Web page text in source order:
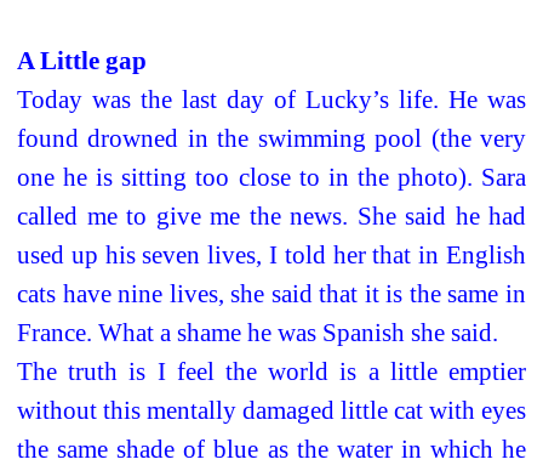
A Little gap
Today was the last day of Lucky’s life. He was
found drowned in the swimming pool (the very
one he is sitting too close to in the photo). Sara
called me to give me the news. She said he had
used up his seven lives, I told her that in English
cats have nine lives, she said that it is the same in
France. What a shame he was Spanish she said.
The truth is I feel the world is a little emptier
without this mentally damaged little cat with eyes
the same shade of blue as the water in which he